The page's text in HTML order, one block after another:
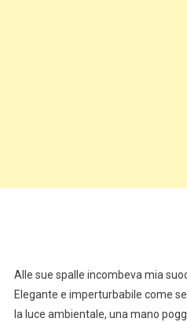
Alle sue spalle incombeva mia
Elegante e imperturbabile come
la luce ambientale, una mano